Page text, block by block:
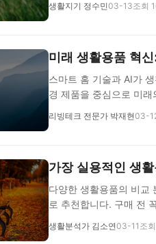
생활지기 정수민03-13조회
미래 생활용품 혁
스마트 홈 기술과 AI가
경 제품을 중심으로 미
리빙테크 전문가 박재현03-
가장 실용적인 생
다양한 생활용품의 비교
로 추천합니다. 구매 전
생활분석가 김소연03-11 조